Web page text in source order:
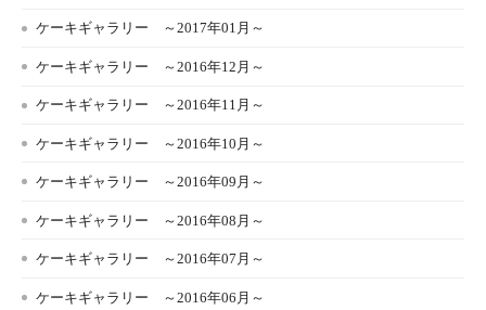
ケーキギャラリー ～2017年01月～
ケーキギャラリー ～2016年12月～
ケーキギャラリー ～2016年11月～
ケーキギャラリー ～2016年10月～
ケーキギャラリー ～2016年09月～
ケーキギャラリー ～2016年08月～
ケーキギャラリー ～2016年07月～
ケーキギャラリー ～2016年06月～